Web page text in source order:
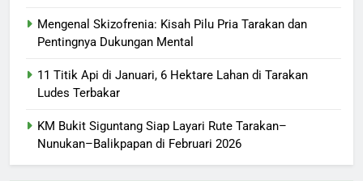
Mengenal Skizofrenia: Kisah Pilu Pria Tarakan dan
Pentingnya Dukungan Mental
11 Titik Api di Januari, 6 Hektare Lahan di Tarakan
Ludes Terbakar
KM Bukit Siguntang Siap Layari Rute Tarakan–
Nunukan–Balikpapan di Februari 2026